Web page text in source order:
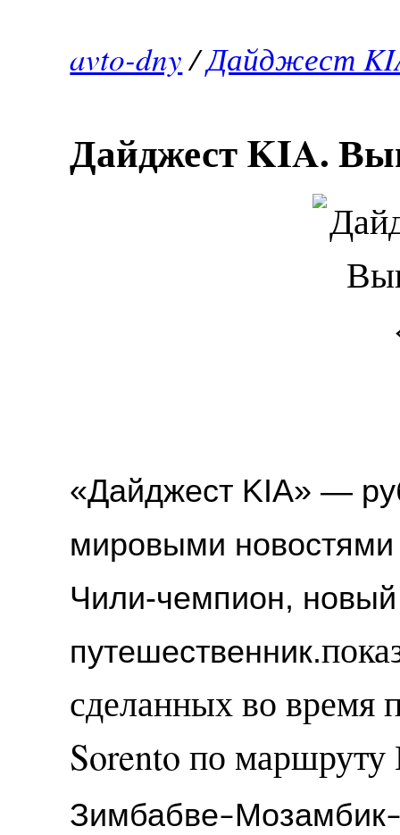
avto-dny/Дайджест
Дайджест KIA.
«Дайджест KIA» —
мировыми
Чили-чемпион,
путешественник.
сделанных во время
Sorento по
Зимбабве–Мозамбик